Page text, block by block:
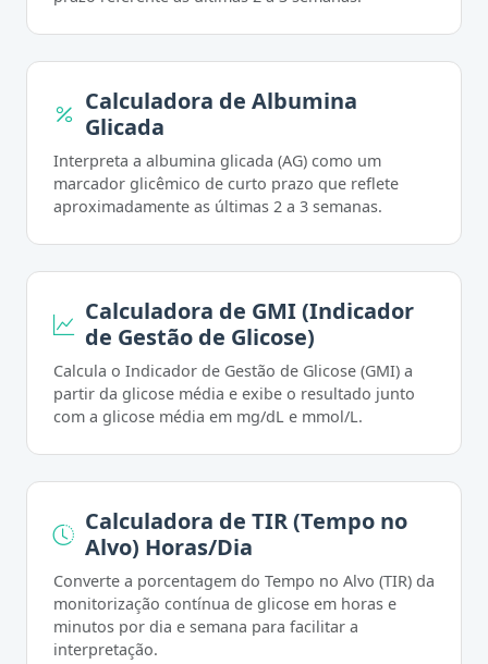
Calculadora de Albumina
Glicada
Interpreta a albumina glicada (AG) como um
marcador glicêmico de curto prazo que reflete
aproximadamente as últimas 2 a 3 semanas.
Calculadora de GMI (Indicador
de Gestão de Glicose)
Calcula o Indicador de Gestão de Glicose (GMI) a
partir da glicose média e exibe o resultado junto
com a glicose média em mg/dL e mmol/L.
Calculadora de TIR (Tempo no
Alvo) Horas/Dia
Converte a porcentagem do Tempo no Alvo (TIR) da
monitorização contínua de glicose em horas e
minutos por dia e semana para facilitar a
interpretação.